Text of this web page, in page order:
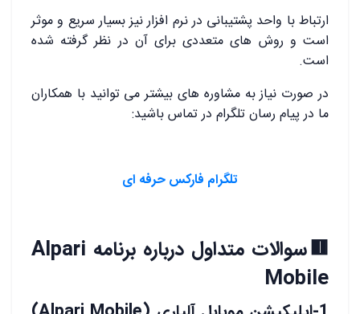
ارتباط با واحد پشتیبانی در نرم افزار نیز بسیار سریع و موثر
است و روش های متعددی برای آن در نظر گرفته شده
است.
در صورت نیاز به مشاوره های بیشتر می توانید با همکاران
ما در پیام رسان تلگرام در تماس باشید:
تلگرام فارکس حرفه ای
🟥سوالات متداول درباره برنامه Alpari
Mobile